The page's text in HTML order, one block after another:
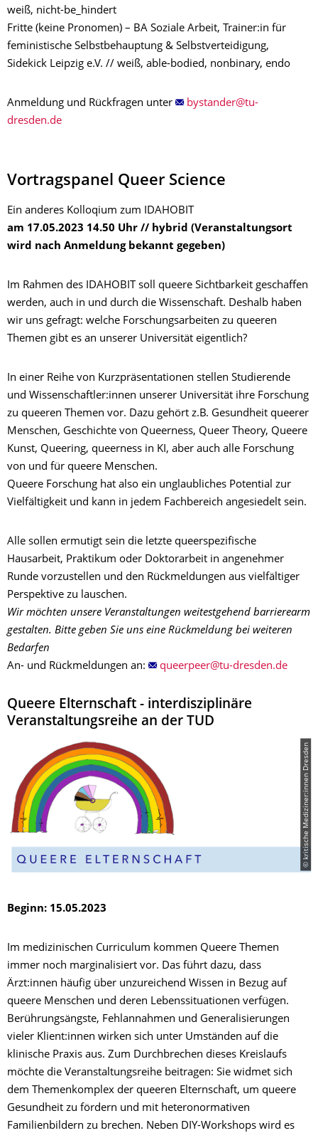
weiß, nicht-be_hindert
Fritte (keine Pronomen) – BA Soziale Arbeit, Trainer:in für
feministische Selbstbehauptung & Selbstverteidigung,
Sidekick Leipzig e.V. // weiß, able-bodied, nonbinary, endo
Anmeldung und Rückfragen unter
Vortragspanel Queer Science
Ein anderes Kolloqium zum IDAHOBIT
am 17.05.2023 14.50 Uhr // hybrid (Veranstaltungsort
wird nach Anmeldung bekannt gegeben)
Im Rahmen des IDAHOBIT soll queere Sichtbarkeit geschaffen
werden, auch in und durch die Wissenschaft. Deshalb haben
wir uns gefragt: welche Forschungsarbeiten zu queeren
Themen gibt es an unserer Universität eigentlich?
In einer Reihe von Kurzpräsentationen stellen Studierende
und Wissenschaftler:innen unserer Universität ihre Forschung
zu queeren Themen vor. Dazu gehört z.B. Gesundheit queerer
Menschen, Geschichte von Queerness, Queer Theory, Queere
Kunst, Queering, queerness in KI, aber auch alle Forschung
von und für queere Menschen.
Queere Forschung hat also ein unglaubliches Potential zur
Vielfältigkeit und kann in jedem Fachbereich angesiedelt sein.
Alle sollen ermutigt sein die letzte queerspezifische
Hausarbeit, Praktikum oder Doktorarbeit in angenehmer
Runde vorzustellen und den Rückmeldungen aus vielfältiger
Perspektive zu lauschen.
Wir möchten unsere Veranstaltungen weitestgehend barrierearm
gestalten. Bitte geben Sie uns eine Rückmeldung bei weiteren
Bedarfen
An- und Rückmeldungen an:
Queere Elternschaft - interdisziplinäre
Veranstaltungsreihe an der TUD
© kritische Mediziner:innen Dresden
Beginn: 15.05.2023
Im medizinischen Curriculum kommen Queere Themen
immer noch marginalisiert vor. Das führt dazu, dass
Ärzt:innen häufig über unzureichend Wissen in Bezug auf
queere Menschen und deren Lebenssituationen verfügen.
Berührungsängste, Fehlannahmen und Generalisierungen
vieler Klient:innen wirken sich unter Umständen auf die
klinische Praxis aus. Zum Durchbrechen dieses Kreislaufs
möchte die Veranstaltungsreihe beitragen: Sie widmet sich
dem Themenkomplex der queeren Elternschaft, um queere
Gesundheit zu fördern und mit heteronormativen
Familienbildern zu brechen. Neben DIY-Workshops wird es